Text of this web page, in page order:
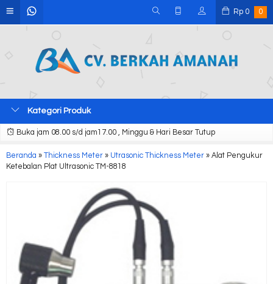
Rp 0 0
Kategori Produk
Buka jam 08.00 s/d jam17.00 , Minggu & Hari Besar Tutup
Beranda » Thickness Meter » Utrasonic Thickness Meter » Alat Pengukur
Ketebalan Plat Ultrasonic TM-8818